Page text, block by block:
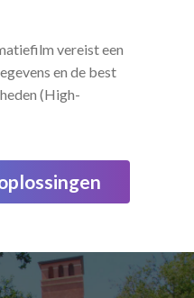
vereist een
en de best
(High-